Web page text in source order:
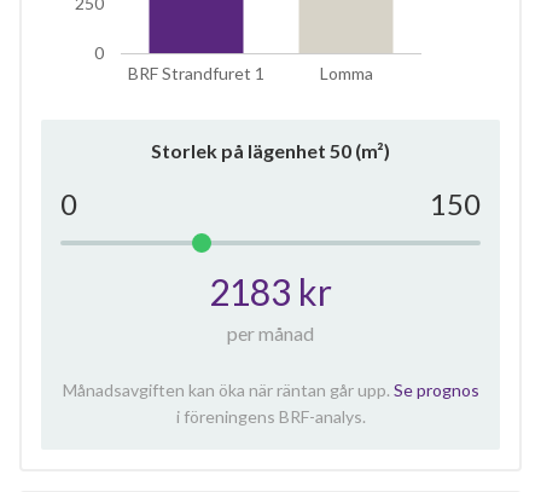
BRF Strandfuret 1 Lomma
0
Storlek på lägenhet 50 (m²)
0 150
2183 kr
per månad
Månadsavgiften kan öka när räntan går upp. Se prognos
i föreningens BRF-analys.